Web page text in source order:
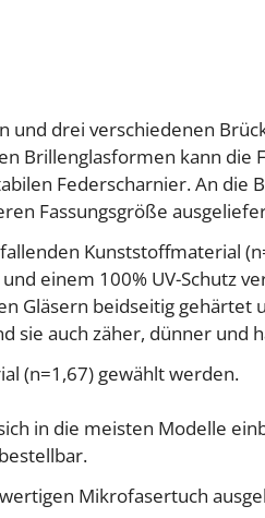
und drei verschiedenen
Brillenglasformen kann die
Federscharnier. An die
Fassungsgröße
Kunststoffmaterial
einem 100% UV-Schutz
Gläsern beidseitig
auch zäher, dünner und
(n=1,67) gewählt werden.
in die meisten Modelle
Mikrofasertuch